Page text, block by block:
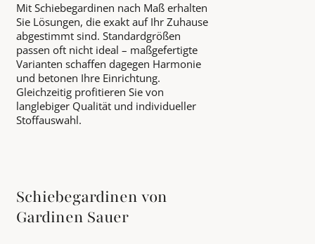
Mit Schiebegardinen nach Maß erhalten
Sie Lösungen, die exakt auf Ihr Zuhause
abgestimmt sind. Standardgrößen
passen oft nicht ideal – maßgefertigte
Varianten schaffen dagegen Harmonie
und betonen Ihre Einrichtung.
Gleichzeitig profitieren Sie von
langlebiger Qualität und individueller
Stoffauswahl.
Schiebegardinen von
Gardinen Sauer